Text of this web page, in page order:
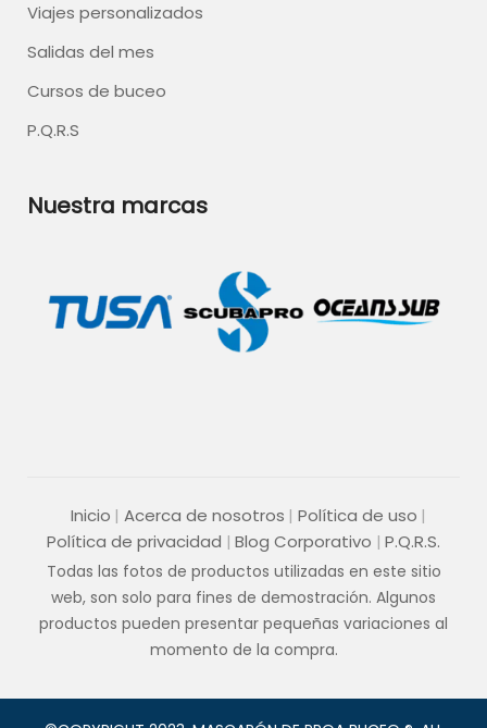
Viajes personalizados
Salidas del mes
Cursos de buceo
P.Q.R.S
Nuestra marcas
Inicio Acerca de nosotros
Política de uso
Política de privacidad
Blog Corporativo P.Q.R.S.
Todas las fotos de productos utilizadas en este sitio
web, son solo para fines de demostración. Algunos
productos pueden presentar pequeñas variaciones al
momento de la compra.